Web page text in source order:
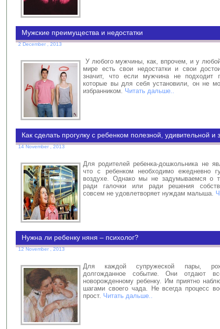
Мужские преимущества и недостатки
2 December , 2013
У любого мужчины, как, впрочем, и у
мире есть свои недостатки и свои
значит, что если мужчина не подходит
которые вы для себя установили, он не
избранником. Читать дальше..
Как сделать прогулку с ребенком полезной, удивительной
14 November , 2013
Для родителей ребенка-дошкольника не
что с ребенком необходимо ежедневно
воздухе. Однако мы не задумываемся о
ради галочки или ради решения
совсем не удовлетворяет нуждам малыша.
Нужна ли ребенку няня – психолог?
12 November , 2013
Для каждой супружеской пары,
долгожданное событие. Они отдают
новорожденному ребенку. Им приятно
шагами своего чада. Не всегда процесс
прост. Читать дальше..